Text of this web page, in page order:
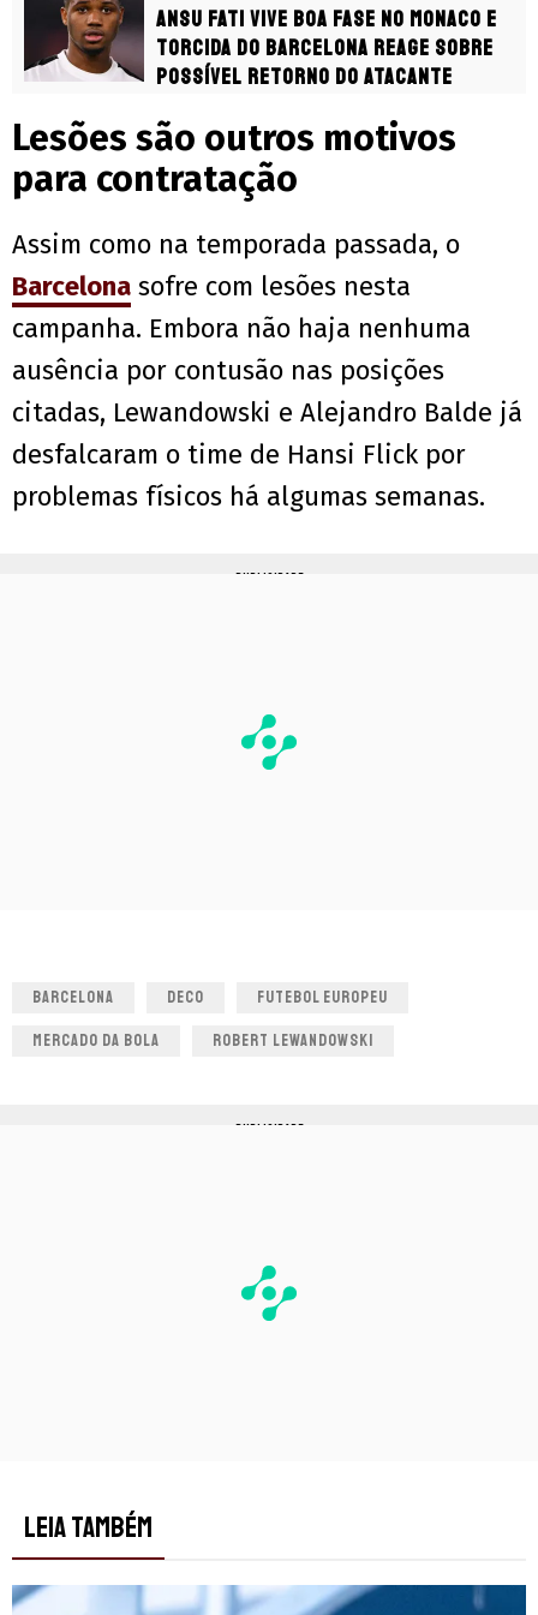
Ansu Fati vive boa fase no Monaco e
torcida do Barcelona reage sobre
possível retorno do atacante
Lesões são outros motivos
para contratação
Assim como na temporada passada, o
Barcelona sofre com lesões nesta
campanha. Embora não haja nenhuma
ausência por contusão nas posições
citadas, Lewandowski e Alejandro Balde já
desfalcaram o time de Hansi Flick por
problemas físicos há algumas semanas.
PUBLICIDADE
BARCELONA DECO FUTEBOL EUROPEU
MERCADO DA BOLA ROBERT LEWANDOWSKI
PUBLICIDADE
LEIA TAMBÉM